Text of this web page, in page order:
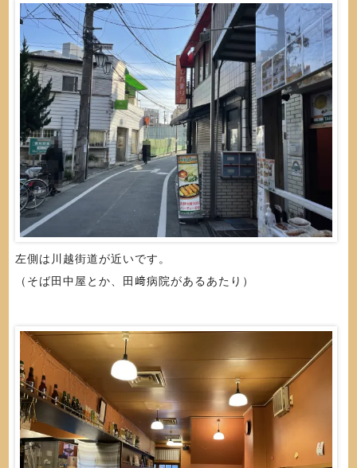
左側は川越街道が近いです。
（そば田中屋とか、田﨑病院があるあたり）